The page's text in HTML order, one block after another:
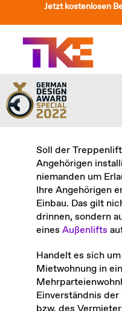
Inhalt
springen
Jetzt kostenlosen
Treppenlift
Preise
Service
Treppenliftberatung
Über Uns & Kontakt
Suche
Soll der
Angehörigen
niemanden um
Ihre Angehörigen
Einbau. Das gilt
drinnen, sondern
eines Außenlifts
Handelt es sich
Mietwohnung in
Einverständnis